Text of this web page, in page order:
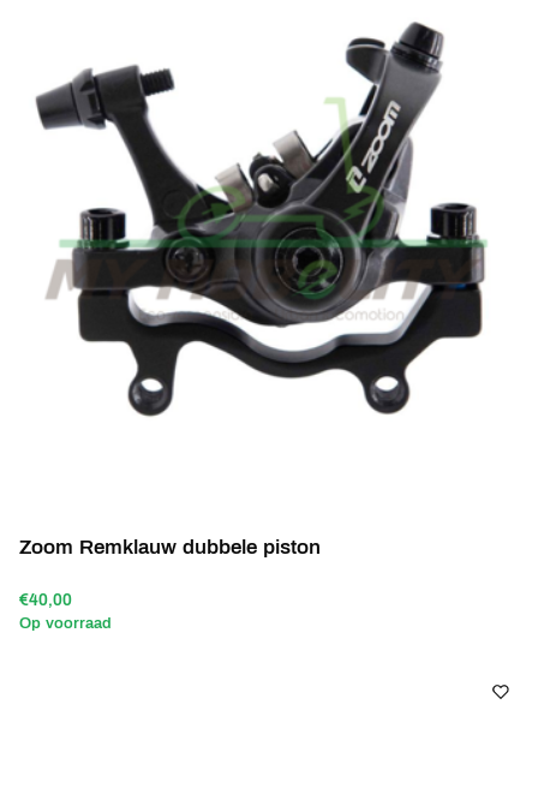
Zoom Remklauw dubbele piston
€40,00
Op voorraad